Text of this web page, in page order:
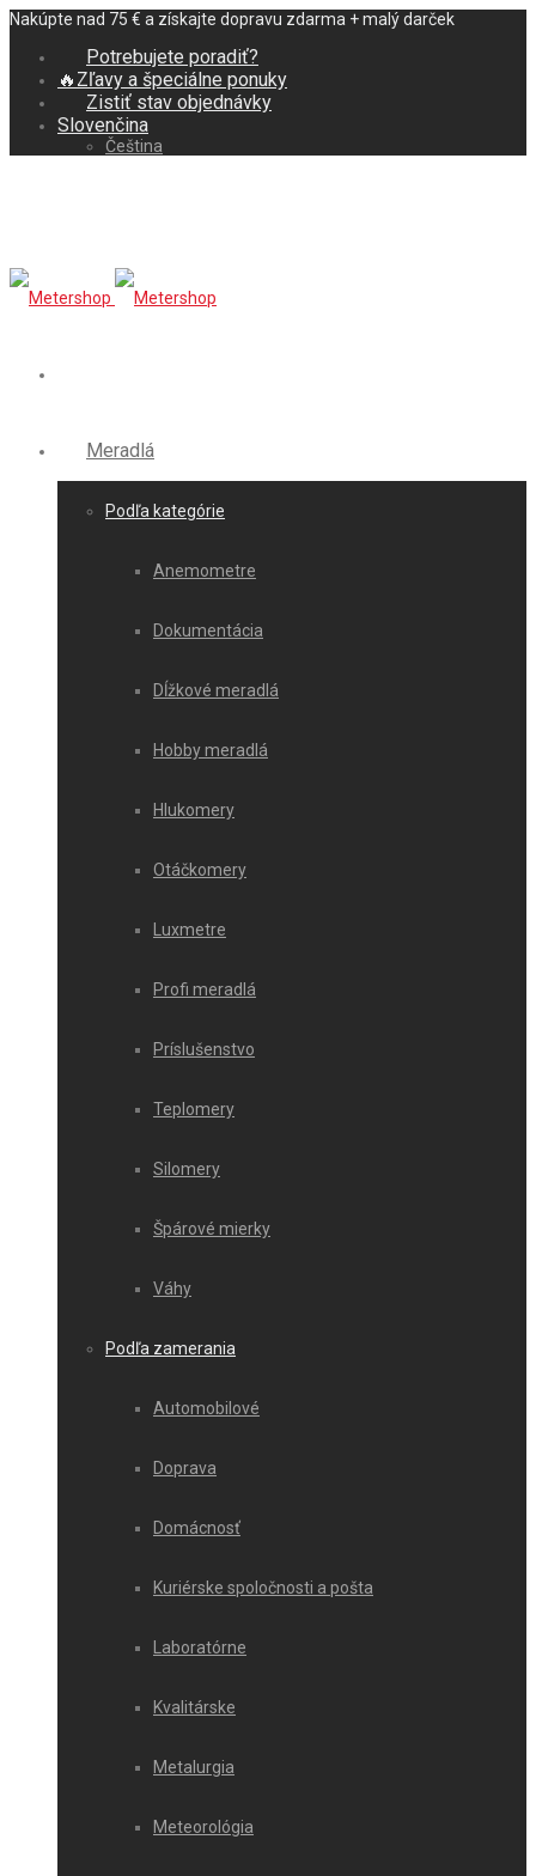
Nakúpte nad 75 € a získajte dopravu zdarma + malý darček
Potrebujete poradiť?
🔥Zľavy a špeciálne ponuky
Zistiť stav objednávky
Slovenčina
Čeština
Meradlá
Podľa kategórie
Anemometre
Dokumentácia
Dĺžkové meradlá
Hobby meradlá
Hlukomery
Otáčkomery
Luxmetre
Profi meradlá
Príslušenstvo
Teplomery
Silomery
Špárové mierky
Váhy
Podľa zamerania
Automobilové
Doprava
Domácnosť
Kuriérske spoločnosti a pošta
Laboratórne
Kvalitárske
Metalurgia
Meteorológia